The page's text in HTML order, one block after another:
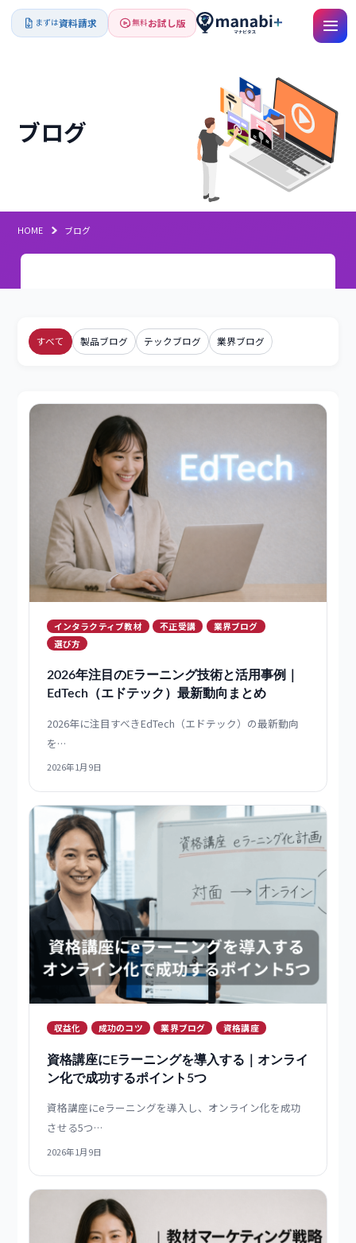
まずは資料請求 無料お試し版
ブログ
HOME ブログ
インタラクティブ教材 不正受講 業界ブログ
2026年注目のeラーニング技術と活用事例｜
EdTech（エドテック）最新動向まとめ
2026年に注目すべきEdTech（エドテック）の最新動向
を…
2026年1月9日
資格講座にeラーニングを導入する｜オンライ
ン化で成功するポイント5つ
資格講座にeラーニングを導入し、オンライン化を成功